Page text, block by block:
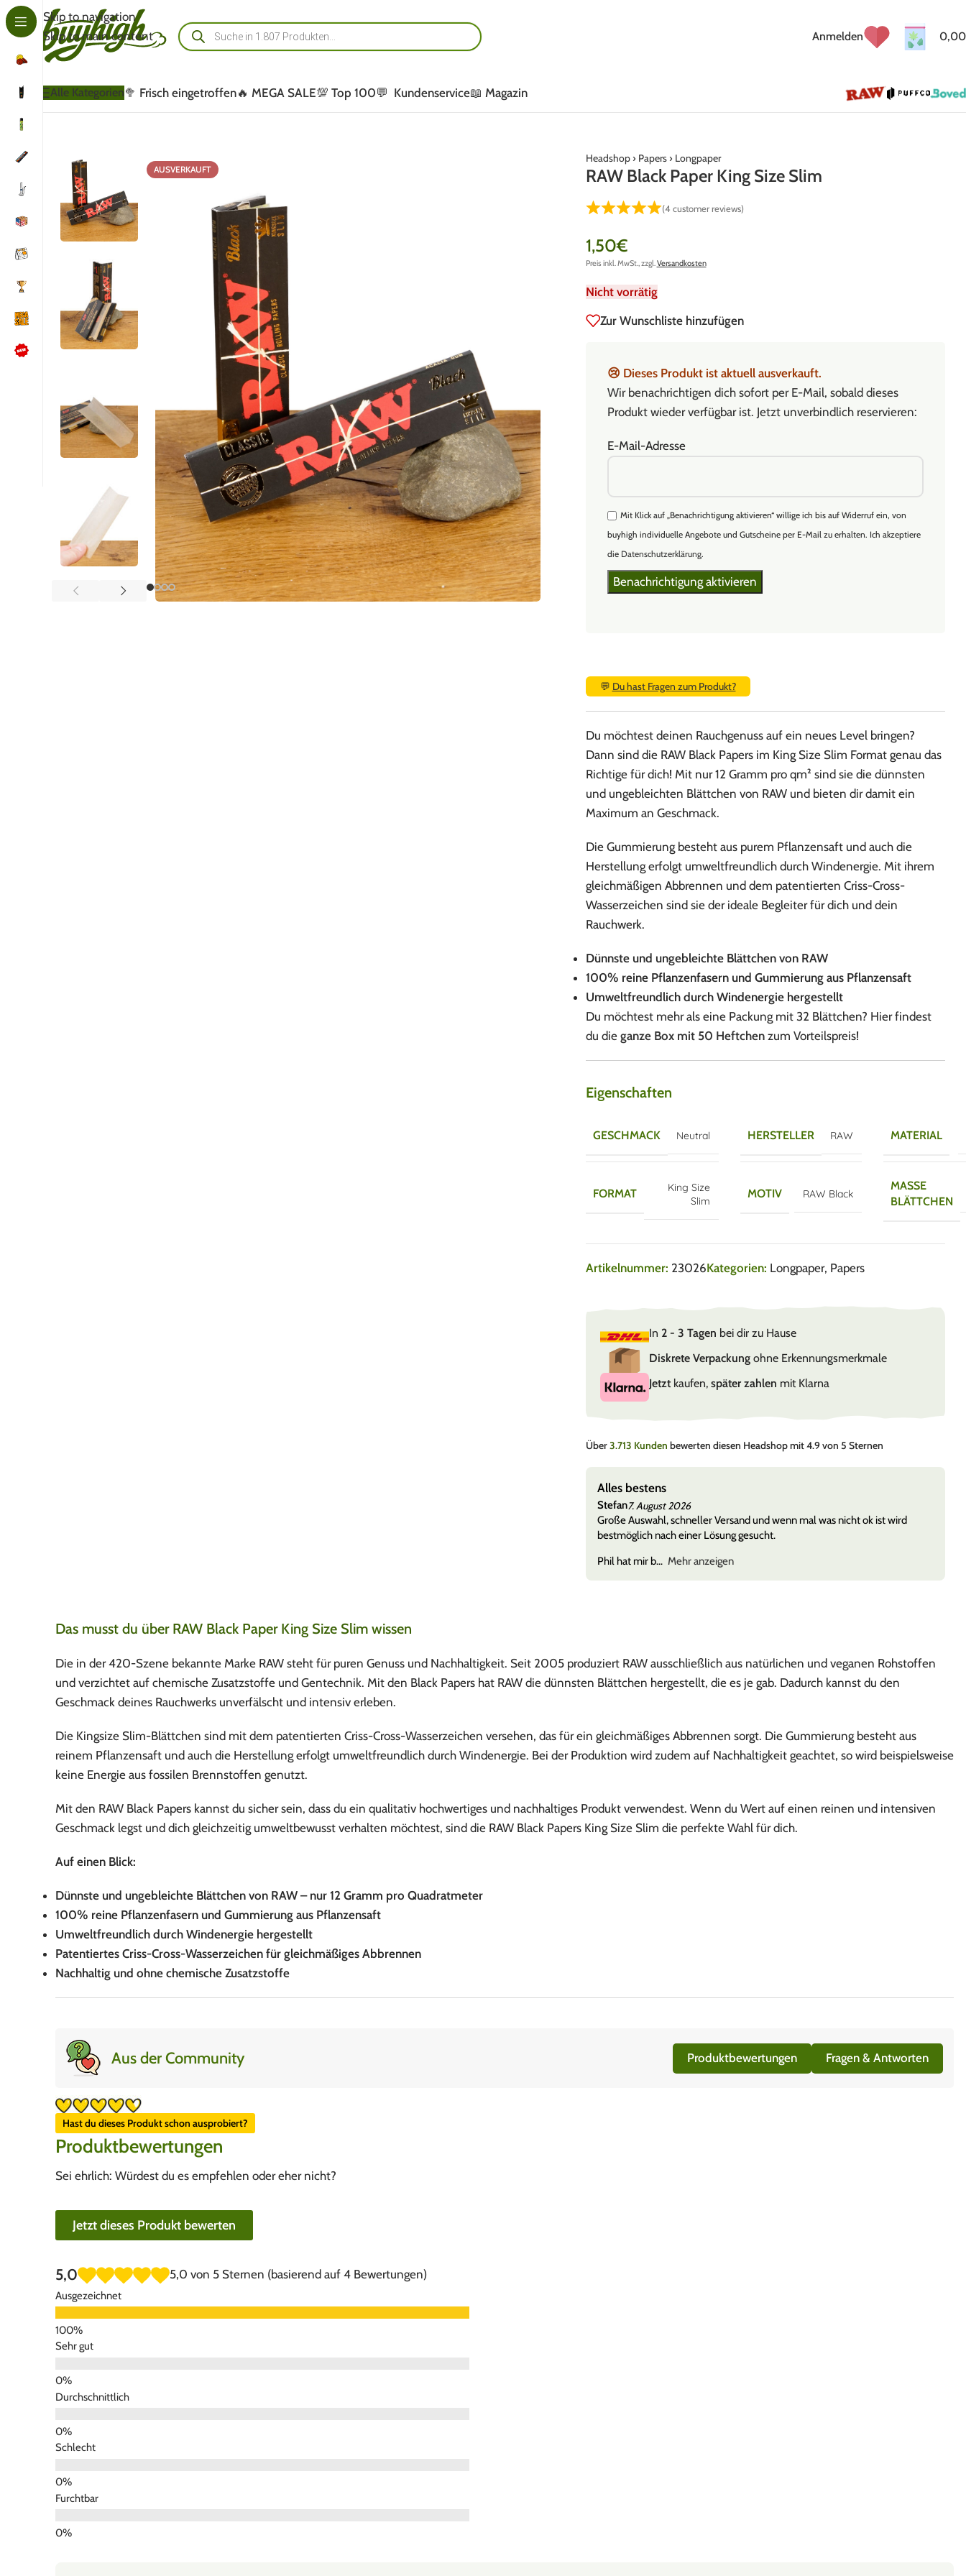
Skip to navigation
Skip to main content
Kundenbewertungen lesen
Schreib uns auf WhatsApp
Kundenservice kontaktieren
Anmelden 0,00
Alle Kategorien🥦 Frisch eingetroffen🔥 MEGA SALE💯 Top 100💬 Kundenservice📖 Magazin
AUSVERKAUFT
Headshop› Papers› Longpaper
RAW Black Paper King Size Slim
(4 customer reviews)
1,50€
Preis inkl. MwSt., zzgl.Versandkosten
Nicht vorrätig
Zur Wunschliste hinzufügen
😢 Dieses Produkt ist aktuell ausverkauft.
Wir benachrichtigen dich sofort per E-Mail, sobald dieses
Produkt wieder verfügbar ist. Jetzt unverbindlich reservieren:
E-Mail-Adresse
Mit Klick auf „Benachrichtigung aktivieren“ willige ich bis auf Widerruf ein, von
buyhigh individuelle Angebote und Gutscheine per E-Mail zu erhalten. Ich akzeptiere
die Datenschutzerklärung.
💬 Du hast Fragen zum Produkt?
Du möchtest deinen Rauchgenuss auf ein neues Level bringen?
Dann sind die RAW Black Papers im King Size Slim Format genau das
Richtige für dich! Mit nur 12 Gramm pro qm² sind sie die dünnsten
und ungebleichten Blättchen von RAW und bieten dir damit ein
Maximum an Geschmack.
Die Gummierung besteht aus purem Pflanzensaft und auch die
Herstellung erfolgt umweltfreundlich durch Windenergie. Mit ihrem
gleichmäßigen Abbrennen und dem patentierten Criss-Cross-
Wasserzeichen sind sie der ideale Begleiter für dich und dein
Rauchwerk.
Dünnste und ungebleichte Blättchen von RAW
100% reine Pflanzenfasern und Gummierung aus Pflanzensaft
Umweltfreundlich durch Windenergie hergestellt
Du möchtest mehr als eine Packung mit 32 Blättchen? Hier findest
du die ganze Box mit 50 Heftchenzum Vorteilspreis!
Eigenschaften
GESCHMACK Neutral HERSTELLER RAW MATERIAL
FORMAT
King Size
Slim
MOTIV RAW Black
MASSE B
LÄTTCHEN
Artikelnummer: 23026Kategorien: Longpaper, Papers
In 2 - 3 Tagen bei dir zu Hause
Diskrete Verpackungohne Erkennungsmerkmale
Jetztkaufen, später zahlen mit Klarna
Über3.713 Kunden bewerten diesen Headshop mit 4.9 von 5 Sternen
Alles bestens
Stefan7. August 2026
Große Auswahl, schneller Versand und wenn mal was nicht ok ist wird
bestmöglich nach einer Lösung gesucht.
Phil hat mir b
Mehr anzeigen
Das musst du über RAW Black Paper King Size Slim wissen
Die in der 420-Szene bekannte Marke RAW steht für puren Genuss und Nachhaltigkeit. Seit 2005 produziert RAW ausschließlich aus natürlichen und veganen Rohstoffen
und verzichtet auf chemische Zusatzstoffe und Gentechnik. Mit den Black Papers hat RAW die dünnsten Blättchen hergestellt, die es je gab. Dadurch kannst du den
Geschmack deines Rauchwerks unverfälscht und intensiv erleben.
Die Kingsize Slim-Blättchen sind mit dem patentierten Criss-Cross-Wasserzeichen versehen, das für ein gleichmäßiges Abbrennen sorgt. Die Gummierung besteht aus
reinem Pflanzensaft und auch die Herstellung erfolgt umweltfreundlich durch Windenergie. Bei der Produktion wird zudem auf Nachhaltigkeit geachtet, so wird beispielsweise
keine Energie aus fossilen Brennstoffen genutzt.
Mit den RAW Black Papers kannst du sicher sein, dass du ein qualitativ hochwertiges und nachhaltiges Produkt verwendest. Wenn du Wert auf einen reinen und intensiven
Geschmack legst und dich gleichzeitig umweltbewusst verhalten möchtest, sind die RAW Black Papers King Size Slim die perfekte Wahl für dich.
Auf einen Blick:
Dünnste und ungebleichte Blättchen von RAW – nur 12 Gramm pro Quadratmeter
100% reine Pflanzenfasern und Gummierung aus Pflanzensaft
Umweltfreundlich durch Windenergie hergestellt
Patentiertes Criss-Cross-Wasserzeichen für gleichmäßiges Abbrennen
Nachhaltig und ohne chemische Zusatzstoffe
Aus der Community Produktbewertungen Fragen & Antworten
Hast du dieses Produkt schon ausprobiert?
Produktbewertungen
Sei ehrlich: Würdest du es empfehlen oder eher nicht?
Jetzt dieses Produkt bewerten
5,0 5,0 von 5 Sternen (basierend auf 4 Bewertungen)
Ausgezeichnet
Sehr gut
Durchschnittlich
Schlecht
Furchtbar